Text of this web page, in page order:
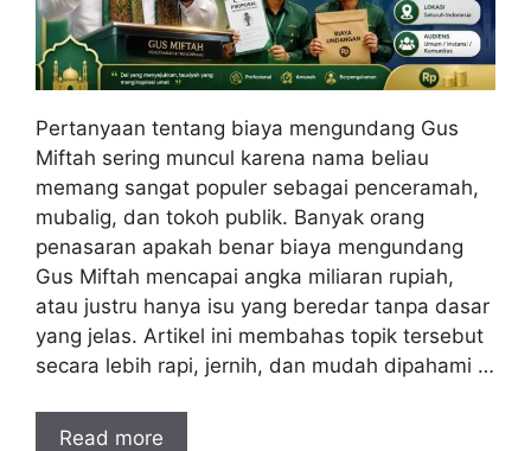
Pertanyaan tentang biaya mengundang Gus
Miftah sering muncul karena nama beliau
memang sangat populer sebagai penceramah,
mubalig, dan tokoh publik. Banyak orang
penasaran apakah benar biaya mengundang
Gus Miftah mencapai angka miliaran rupiah,
atau justru hanya isu yang beredar tanpa dasar
yang jelas. Artikel ini membahas topik tersebut
secara lebih rapi, jernih, dan mudah dipahami …
Read more